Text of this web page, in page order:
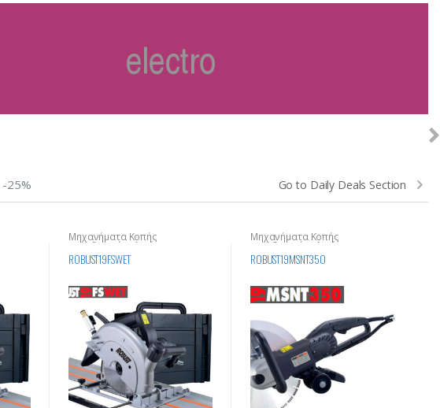
-25% Go to Daily Deals Section
Μηχανήματα Κοπής
Οικοδομικών Υλικών
ROBUST19FSWET
Μηχανήματα Κοπής
Οικοδομικών Υλικών
ROBUST19MSNT350